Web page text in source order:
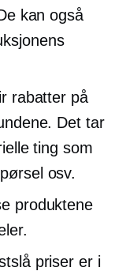
kan også
rabatter på
Det tar
ting som
osv.
produktene
priser er i